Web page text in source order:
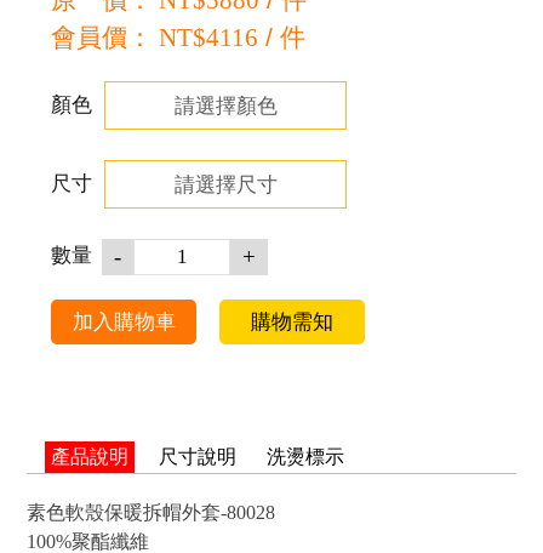
會員價： NT$4116 / 件
顏色
尺寸
數量
加入購物車 購物需知
產品說明 尺寸說明 洗燙標示
素色軟殼保暖拆帽外套-80028
100%聚酯纖維